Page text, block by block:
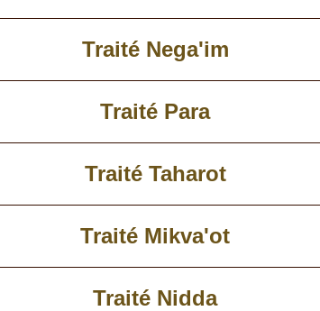
Traité Nega'im
Traité Para
Traité Taharot
Traité Mikva'ot
Traité Nidda